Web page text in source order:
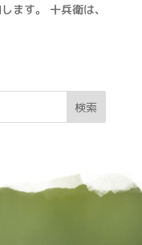
ます。 十兵衛は、